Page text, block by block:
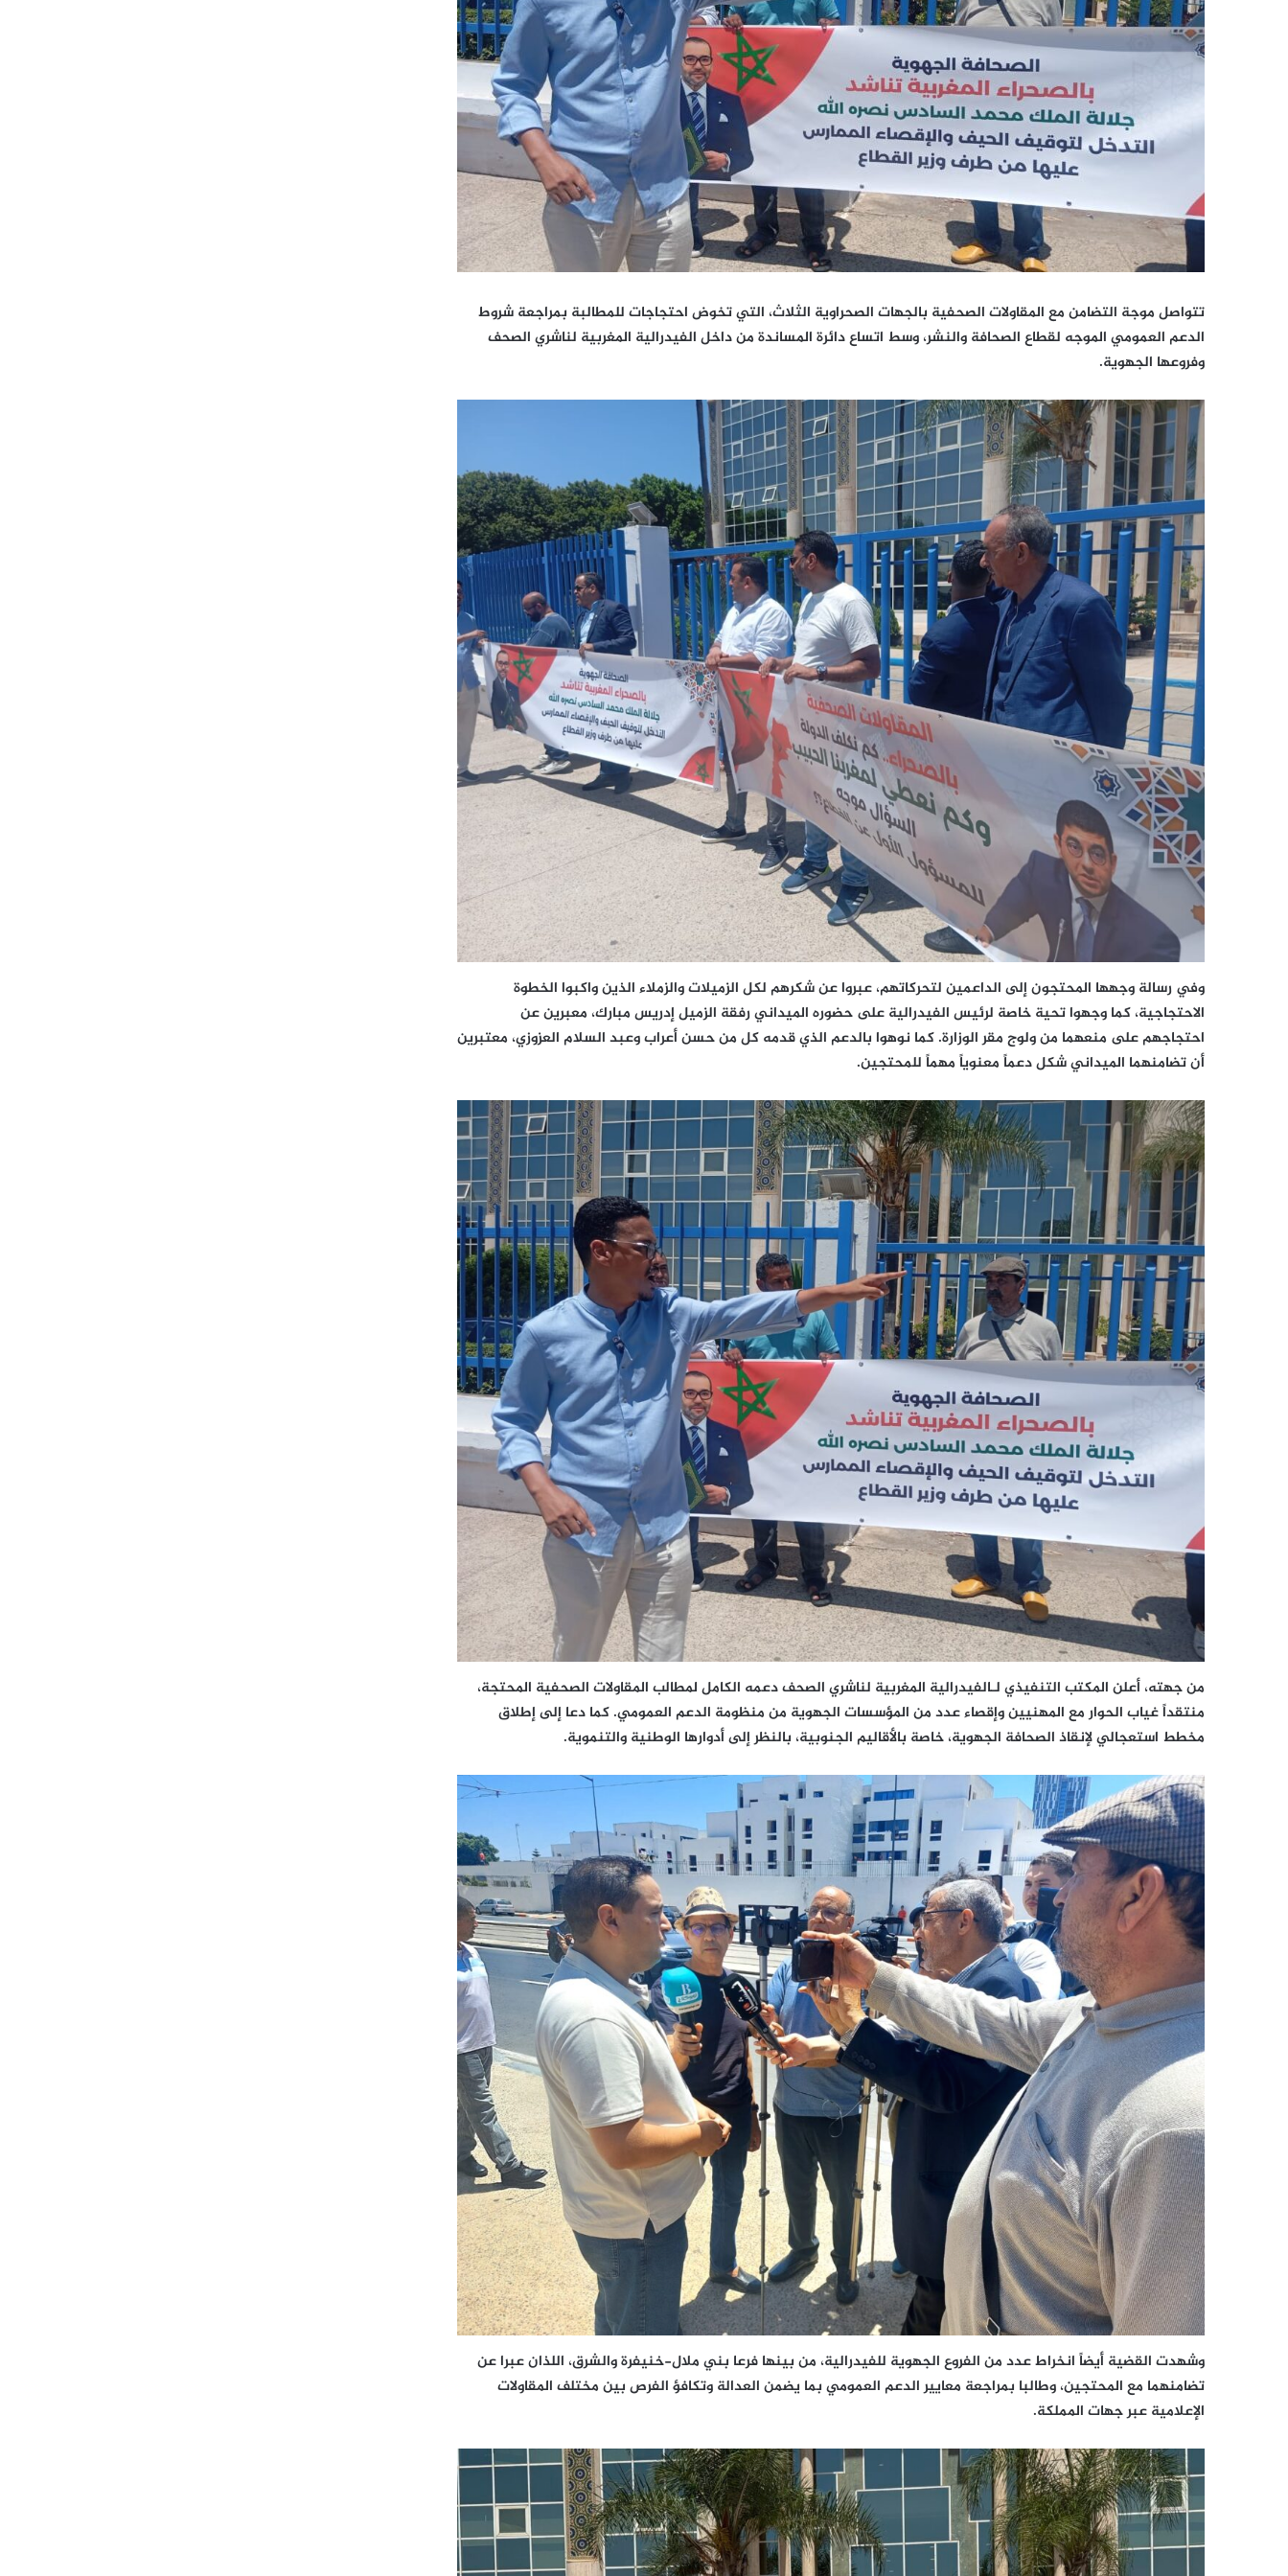
تتواصل موجة التضامن مع المقاولات الصحفية بالجهات الصحراوية الثلاث، التي تخوض احتجاجات للمطالبة بمراجعة شروط
الدعم العمومي الموجه لقطاع الصحافة والنشر، وسط اتساع دائرة المساندة من داخل الفيدرالية المغربية لناشري الصحف
وفروعها الجهوية.
وفي رسالة وجهها المحتجون إلى الداعمين لتحركاتهم، عبروا عن شكرهم لكل الزميلات والزملاء الذين واكبوا الخطوة
الاحتجاجية، كما وجهوا تحية خاصة لرئيس الفيدرالية على حضوره الميداني رفقة الزميلإدريس مبارك، معبرين عن
احتجاجهم على منعهما من ولوج مقر الوزارة. كما نوهوا بالدعم الذي قدمه كل منحسن أعرابوعبد السلام العزوزي، معتبرين
أن تضامنهما الميداني شكل دعماً معنوياً مهماً للمحتجين.
من جهته، أعلن المكتب التنفيذي لـالفيدرالية المغربية لناشري الصحف دعمه الكامل لمطالب المقاولات الصحفية المحتجة،
منتقداً غياب الحوار مع المهنيين وإقصاء عدد من المؤسسات الجهوية من منظومة الدعم العمومي. كما دعا إلى إطلاق
مخطط استعجالي لإنقاذ الصحافة الجهوية، خاصة بالأقاليم الجنوبية، بالنظر إلى أدوارها الوطنية والتنموية.
وشهدت القضية أيضاً انخراط عدد من الفروع الجهوية للفيدرالية، من بينها فرعا بني ملال-خنيفرة والشرق، اللذان عبرا عن
تضامنهما مع المحتجين، وطالبا بمراجعة معايير الدعم العمومي بما يضمن العدالة وتكافؤ الفرص بين مختلف المقاولات
الإعلامية عبر جهات المملكة.